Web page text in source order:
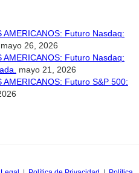
AMERICANOS: Futuro Nasdaq:
mayo 26, 2026
AMERICANOS: Futuro Nasdaq:
mayo 21, 2026
AMERICANOS: Futuro S&P 500: